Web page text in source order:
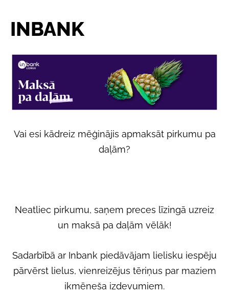
INBANK
Vai esi kādreiz mēģinājis apmaksāt pirkumu pa
daļām?
Neatliec pirkumu, saņem preces līzingā uzreiz
un maksā pa daļām vēlāk!
Sadarbībā ar Inbank piedāvājam lielisku iespēju
pārvērst lielus, vienreizējus tēriņus par maziem
ikmēneša izdevumiem.